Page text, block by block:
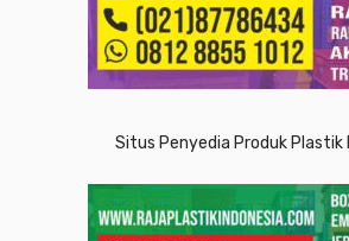
Situs Penyedia Produk Plastik